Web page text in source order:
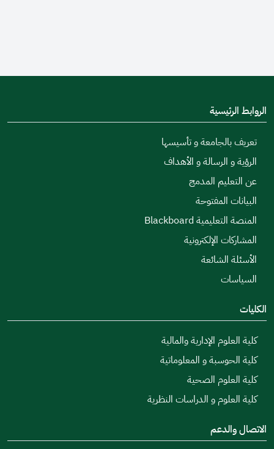
الروابط الرئيسية
تعريف بالجامعة و تأسيسها
الرؤية و الرسالة و الأهداف
عن التعليم المدمج
البيانات المفتوحة
المنصة التعليمية Blackboard
المشاركات الإلكترونية
الأسئلة الشائعة
السياسات
الكليات
كلية العلوم الإدارية والمالية
كلية الحوسبة و المعلوماتية
كلية العلوم الصحية
كلية العلوم و الدراسات النظرية
الاتصال والدعم